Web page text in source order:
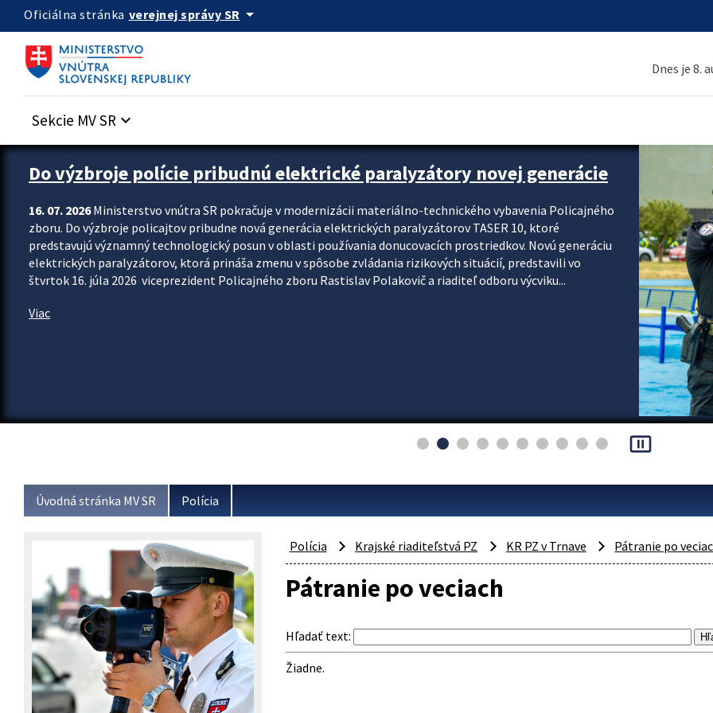
Preskocit na hlavný obsah
Oficiálna stránka verejnej správy SR arrow_drop_down
Dnes je 8.
Sekcie MV SR keyboard_arrow_down
Zastavit automatický posun upútavok
Do výzbroje polície pribudnú elektrické paralyzátory novej generácie
16. 07. 2026Ministerstvo vnútra SR pokračuje v modernizácii materiálno-technického vybavenia Policajného
zboru. Do výzbroje policajtov pribudne nová generácia elektrických paralyzátorov TASER 10, ktoré
predstavujú významný technologický posun v oblasti používania donucovacích prostriedkov. Novú generáciu
elektrických paralyzátorov, ktorá prináša zmenu v spôsobe zvládania rizikových situácií, predstavili vo
štvrtok 16. júla 2026 viceprezident Policajného zboru Rastislav Polakovič a riaditeľ odboru výcviku...
Viac
pause_presentation
Úvodná stránka MV SR Polícia
Polícia Krajské riaditeľstvá PZ KR PZ v Trnave Pátranie po
Pátranie po veciach
Hľadať text:
Žiadne.